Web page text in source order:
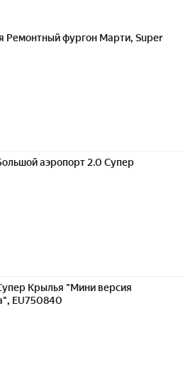
Ремонтный фургон Марти, Super
аэропорт 2.0 Супер
Крылья "Мини версия
EU750840